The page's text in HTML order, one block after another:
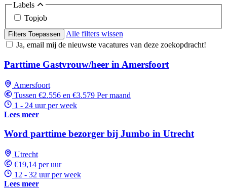
Labels
Topjob
Filters Toepassen
Alle filters wissen
Ja, email mij de nieuwste vacatures van deze zoekopdracht!
Parttime Gastvrouw/heer in Amersfoort
Amersfoort
Tussen €2.556 en €3.579 Per maand
1 - 24 uur per week
Lees meer
Word parttime bezorger bij Jumbo in Utrecht
Utrecht
€19,14 per uur
12 - 32 uur per week
Lees meer